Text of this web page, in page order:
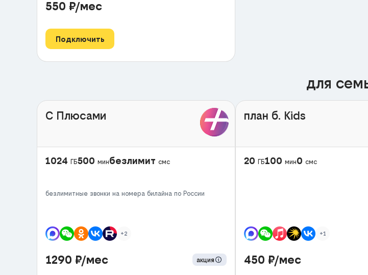
550 ₽/мес
Подключить
для
С Плюсами
1024 ГБ500 минбезлимит смс
безлимитные звонки на номера билайна по России
+2
1290 ₽/мес акция
план б. Kids
20 ГБ100 мин0 смс
+1
450 ₽/мес